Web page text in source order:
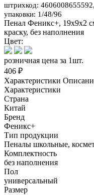
штрихкод: 4606008655592,
упаковки: 1/48/96
Пенал Феникс+, 19х9х2
краску, без наполнения
Цвет:
розничная цена за 1шт.
406 ₽
Характеристики
Характеристики
Страна
Китай
Бренд
Феникс+
Тип продукции
Пеналы школьные,
Комплектность
без наполнения
Пол
универсальный
Размер